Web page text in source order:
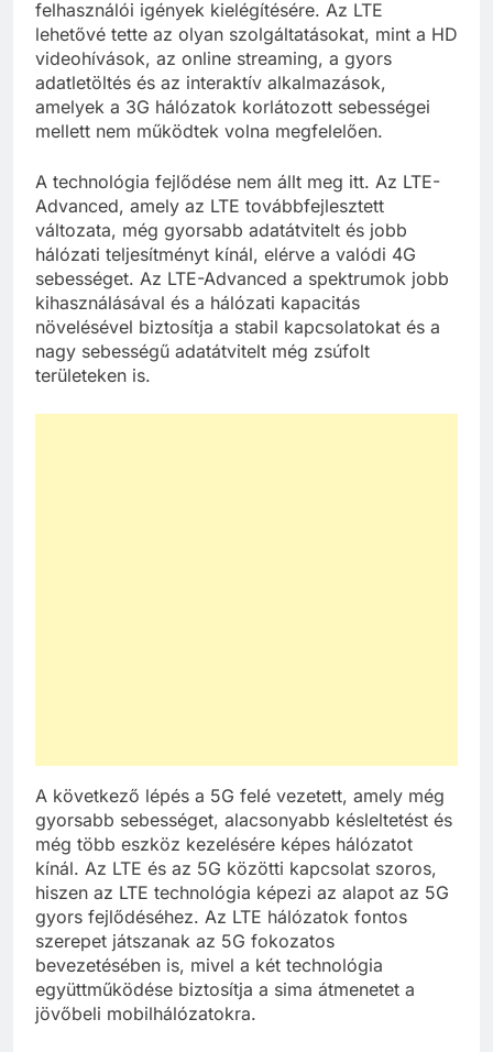
felhasználói igények kielégítésére. Az LTE
lehetővé tette az olyan szolgáltatásokat, mint a HD
videohívások, az online streaming, a gyors
adatletöltés és az interaktív alkalmazások,
amelyek a 3G hálózatok korlátozott sebességei
mellett nem működtek volna megfelelően.
A technológia fejlődése nem állt meg itt. Az LTE-
Advanced, amely az LTE továbbfejlesztett
változata, még gyorsabb adatátvitelt és jobb
hálózati teljesítményt kínál, elérve a valódi 4G
sebességet. Az LTE-Advanced a spektrumok jobb
kihasználásával és a hálózati kapacitás
növelésével biztosítja a stabil kapcsolatokat és a
nagy sebességű adatátvitelt még zsúfolt
területeken is.
A következő lépés a 5G felé vezetett, amely még
gyorsabb sebességet, alacsonyabb késleltetést és
még több eszköz kezelésére képes hálózatot
kínál. Az LTE és az 5G közötti kapcsolat szoros,
hiszen az LTE technológia képezi az alapot az 5G
gyors fejlődéséhez. Az LTE hálózatok fontos
szerepet játszanak az 5G fokozatos
bevezetésében is, mivel a két technológia
együttműködése biztosítja a sima átmenetet a
jövőbeli mobilhálózatokra.